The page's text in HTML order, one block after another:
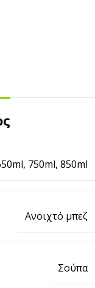
, 750ml, 850ml
Ανοιχτό μπεζ
Σούπα